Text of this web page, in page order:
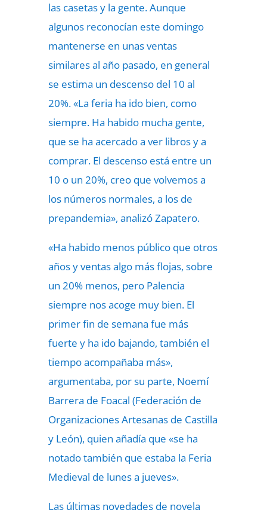
las casetas y la gente. Aunque
algunos reconocían este domingo
mantenerse en unas ventas
similares al año pasado, en general
se estima un descenso del 10 al
20%. «La feria ha ido bien, como
siempre. Ha habido mucha gente,
que se ha acercado a ver libros y a
comprar. El descenso está entre un
10 o un 20%, creo que volvemos a
los números normales, a los de
prepandemia», analizó Zapatero.
«Ha habido menos público que otros
años y ventas algo más flojas, sobre
un 20% menos, pero Palencia
siempre nos acoge muy bien. El
primer fin de semana fue más
fuerte y ha ido bajando, también el
tiempo acompañaba más»,
argumentaba, por su parte, Noemí
Barrera de Foacal (Federación de
Organizaciones Artesanas de Castilla
y León), quien añadía que «se ha
notado también que estaba la Feria
Medieval de lunes a jueves».
Las últimas novedades de novela